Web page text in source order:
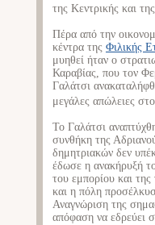
της Κεντρικής και
Πέρα από την
κέντρα της Φιλικής
μυηθεί ήταν ο
Καραβίας, που τον
Γαλάτσι
μεγάλες απώλειες
Το Γαλάτσι
συνθήκη της
δημητριακών δεν
έδωσε η ανακήρυξή
του εμπορίου και
και η πόλη
Αναγνώριση της
απόφαση να εδρεύει